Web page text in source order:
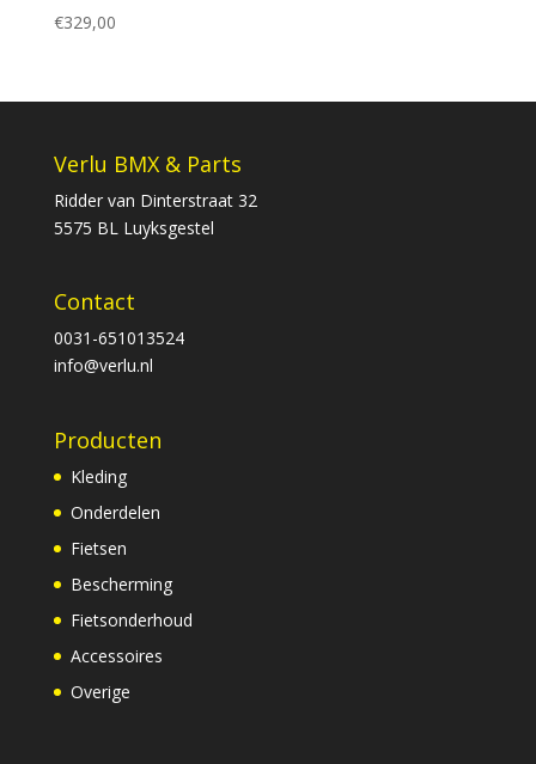
€329,00
Verlu BMX & Parts
Ridder van Dinterstraat 32
5575 BL Luyksgestel
Contact
0031-651013524
info@verlu.nl
Producten
Kleding
Onderdelen
Fietsen
Bescherming
Fietsonderhoud
Accessoires
Overige